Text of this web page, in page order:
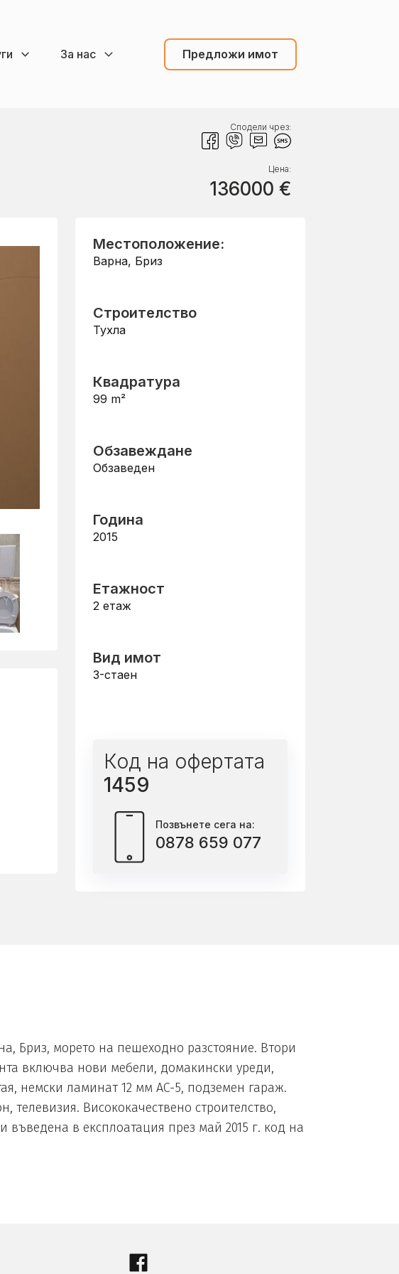
За нас Предложи имот
Сподели чрез:
Цена:
136000 €
Местоположение:
Варна, Бриз
Строителство
Тухла
Квадратура
99 m²
Обзавеждане
Обзаведен
Година
2015
Етажност
2 етаж
Вид имот
3-стаен
Код на офертата
1459
Позвънете сега на:
0878 659 077
Бриз, морето на пешеходно разстояние. Втори
включва нови мебели, домакински уреди,
немски ламинат 12 мм AC-5, подземен гараж.
Висококачествено строителство,
въведена в експлоатация през май 2015 г. код на